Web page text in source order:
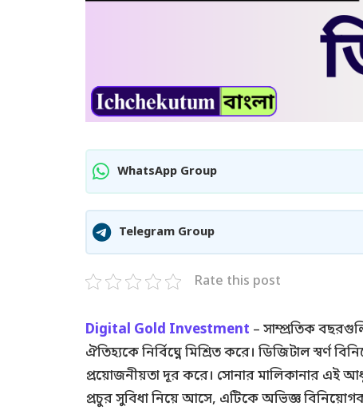
WhatsApp Group
Telegram Group
Rate this post
Digital Gold Investment – সাম্প্রতিক
ঐতিহ্যকে নির্বিঘ্নে মিশ্রিত করে। ডিজিটাল
প্রয়োজনীয়তা দূর করে। সোনার মালিকানার এই
প্রচুর সুবিধা নিয়ে আসে, এটিকে অভিজ্ঞ